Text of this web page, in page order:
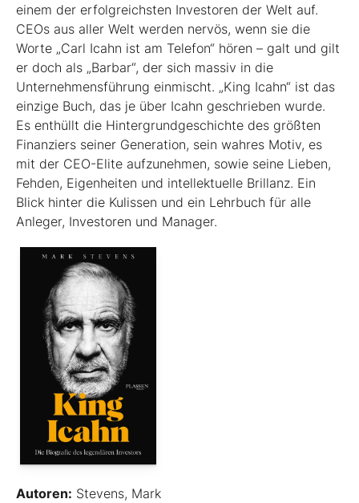
einem der erfolgreichsten Investoren der Welt auf.
CEOs aus aller Welt werden nervös, wenn sie die
Worte „Carl Icahn ist am Telefon“ hören – galt und gilt
er doch als „Barbar“, der sich massiv in die
Unternehmensführung einmischt. „King Icahn“ ist das
einzige Buch, das je über Icahn geschrieben wurde.
Es enthüllt die Hintergrundgeschichte des größten
Finanziers seiner Generation, sein wahres Motiv, es
mit der CEO-Elite aufzunehmen, sowie seine Lieben,
Fehden, Eigenheiten und intellektuelle Brillanz. Ein
Blick hinter die Kulissen und ein Lehrbuch für alle
Anleger, Investoren und Manager.
Autoren: Stevens, Mark